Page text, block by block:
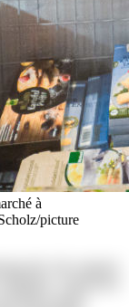
à
picture